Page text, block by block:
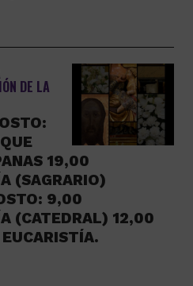
DE LA
19,00
(SAGRARIO)
9,00
(CATEDRAL) 12,00